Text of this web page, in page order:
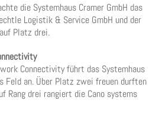
die Systemhaus Cramer GmbH das
Logistik & Service GmbH und der
Platz drei.
Connectivity führt das Systemhaus
Feld an. Über Platz zwei freuen durften
Rang drei rangiert die Cano systems